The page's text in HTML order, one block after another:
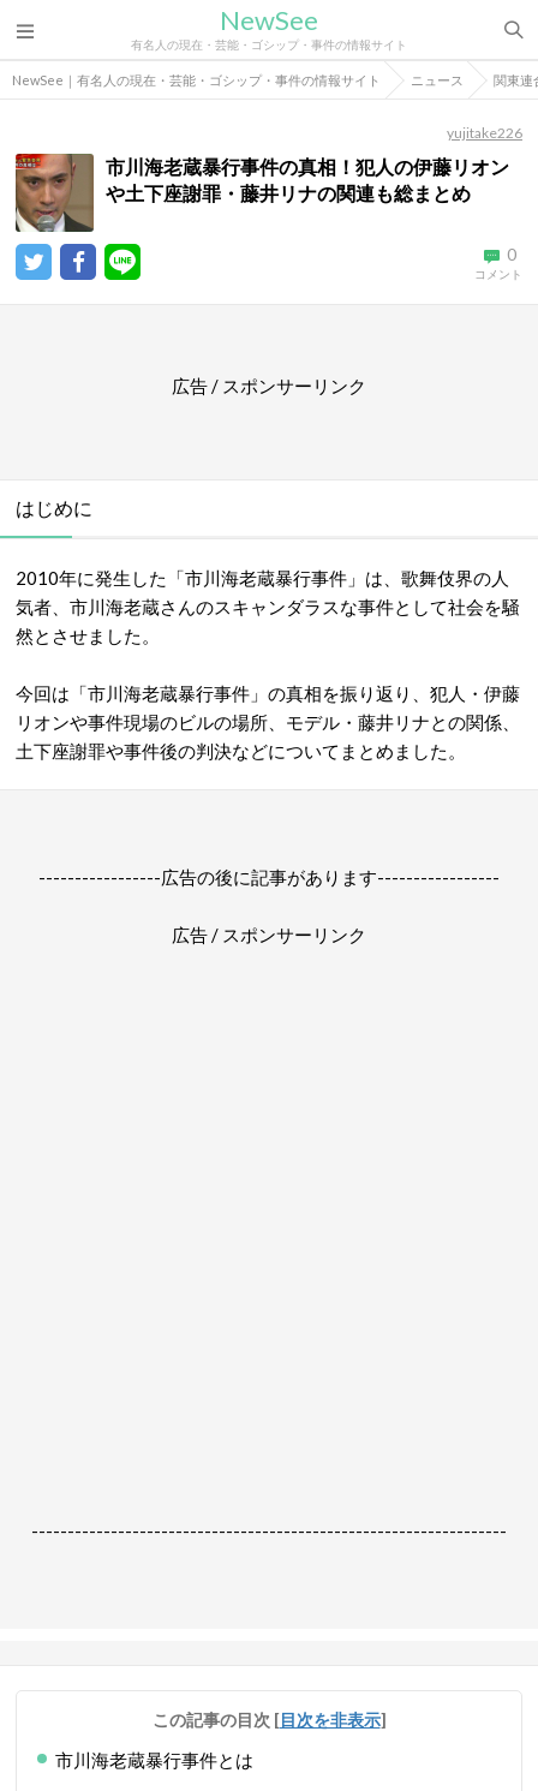
NewSee
有名人の現在・芸能・ゴシップ・事件の情報サイト
NewSee｜有名人の現在・芸能・ゴシップ・事件の情報サイト ニュース 関東連
yujitake226
市川海老蔵暴行事件の真相！犯人の伊藤リオン
や土下座謝罪・藤井リナの関連も総まとめ
0
コメント
広告 / スポンサーリンク
はじめに
2010年に発生した「市川海老蔵暴行事件 」は、歌舞伎界の人
気者、市川海老蔵さんのスキャンダラスな事件として社会を騒
然とさせました。
今回は「市川海老蔵暴行事件」の真相を振り返り、犯人・伊藤
リオンや事件現場のビルの場所、モデル・藤井リナとの関係、
土下座謝罪や事件後の判決などについてまとめました。
-----------------広告の後に記事があります-----------------
広告 / スポンサーリンク
------------------------------------------------------------------
この記事の目次 [目次を非表示]
市川海老蔵暴行事件とは